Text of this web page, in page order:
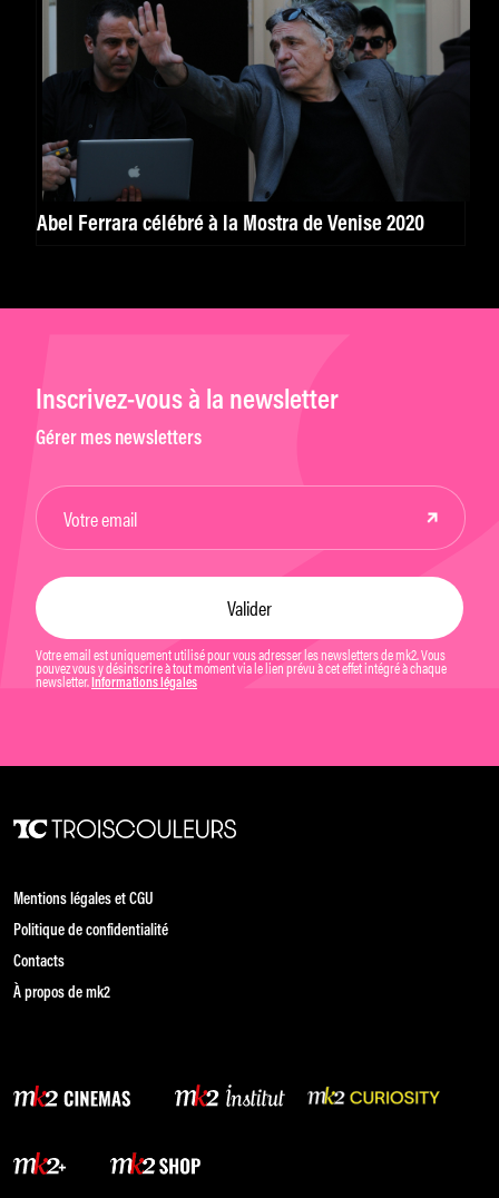
Abel Ferrara célébré à la Mostra de Venise 2020
Inscrivez-vous à la newsletter
Gérer mes newsletters
Votre email est uniquement utilisé pour vous adresser les newsletters de mk2. Vous
pouvez vous y désinscrire à tout moment via le lien prévu à cet effet intégré à chaque
newsletter. Informations légales
Mentions légales et CGU
Politique de confidentialité
Contacts
À propos de mk2